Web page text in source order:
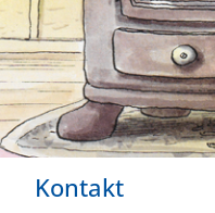
Kontakt